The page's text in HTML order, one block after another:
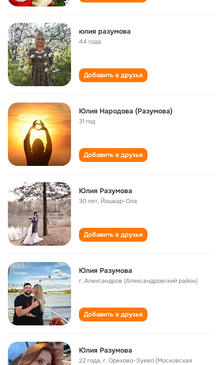
юлия разумова
44 года
Добавить в друзья
Юлия Народова (Разумова)
31 год
Добавить в друзья
Юлия Разумова
30 лет, Йошкар-Ола
Добавить в друзья
Юлия Разумова
г. Александров (Александровский район)
Добавить в друзья
Юлия Разумова
22 года,г. Орехово-Зуево (Московская